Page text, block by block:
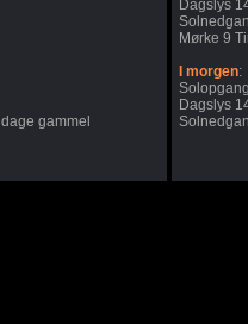
gammel
Dagslys
Mørke 9
I morgen:
Dagslys